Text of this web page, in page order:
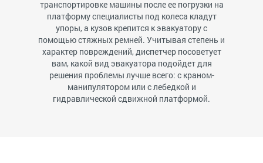
транспортировке машины после ее погрузки на
платформу специалисты под колеса кладут
упоры, а кузов крепится к эвакуатору с
помощью стяжных ремней. Учитывая степень и
характер повреждений, диспетчер посоветует
вам, какой вид эвакуатора подойдет для
решения проблемы лучше всего: с краном-
манипулятором или с лебедкой и
гидравлической сдвижной платформой.